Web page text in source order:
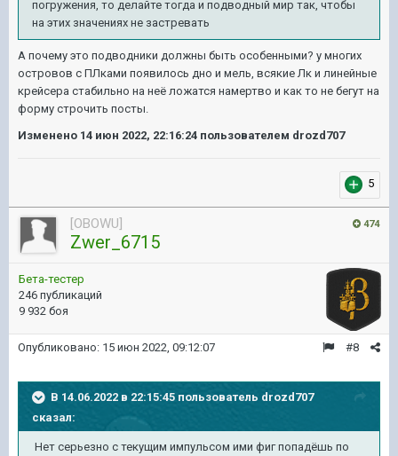
погружения, то делайте тогда и подводный мир так, чтобы
на этих значениях не застревать
А почему это подводники должны быть особенными? у многих
островов с ПЛками появилось дно и мель, всякие Лк и линейные
крейсера стабильно на неё ложатся намертво и как то не бегут на
форму строчить посты.
Изменено 14 июн 2022, 22:16:24 пользователем drozd707
5
474
[OBOWU]
Zwer_6715
Бета-тестер
246 публикаций
9 932 боя
#8
Опубликовано: 15 июн 2022, 09:12:07
В 14.06.2022 в 22:15:45 пользователь drozd707
сказал:
Нет серьезно с текущим импульсом ими фиг попадёшь по